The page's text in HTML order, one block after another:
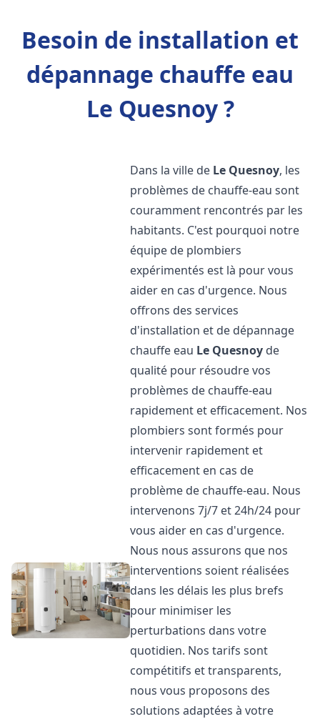
Besoin de installation et
dépannage chauffe eau
Le Quesnoy ?
Dans la ville de Le Quesnoy, les
problèmes de chauffe-eau sont
couramment rencontrés par les
habitants. C'est pourquoi notre
équipe de plombiers
expérimentés est là pour vous
aider en cas d'urgence. Nous
offrons des services
d'installation et de dépannage
chauffe eau Le Quesnoy de
qualité pour résoudre vos
problèmes de chauffe-eau
rapidement et efficacement. Nos
plombiers sont formés pour
intervenir rapidement et
efficacement en cas de
problème de chauffe-eau. Nous
intervenons 7j/7 et 24h/24 pour
vous aider en cas d'urgence.
Nous nous assurons que nos
interventions soient réalisées
dans les délais les plus brefs
pour minimiser les
perturbations dans votre
quotidien. Nos tarifs sont
compétitifs et transparents,
nous vous proposons des
solutions adaptées à votre